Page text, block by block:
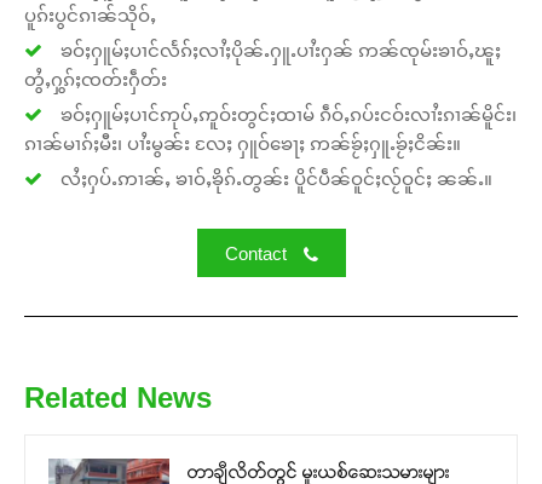
ပူၵ်းပွင်ၵၢၼ်သိုဝ်ႇ
ၶဝ်ႈႁူမ်ႈပၢင်လႅၵ်ႈလၢႆႈပိုၼ်ႉႁူႉပၢႆးႁၼ် ဢၼ်ၸုမ်းၶၢဝ်ႇၽူႈ
တွႆႇႁွၵ်ႈၸတ်းႁဵတ်း
ၶဝ်ႈႁူမ်ႈပၢင်ဢုပ်ႇဢူဝ်းတွင်ႈထၢမ် ၵဵဝ်ႇၵပ်းငဝ်းလၢႆးၵၢၼ်မိူင်း၊
ၵၢၼ်မၢၵ်ႈမီး၊ ပၢႆးမွၼ်း လႄႈ ႁူဝ်ၶေႃႈ ဢၼ်ၶႂ်ႈႁူႉၶႂ်ႈငိၼ်း။
လႆႈႁပ်ႉဢၢၼ်ႇ ၶၢဝ်ႇၶိုၵ်ႉတွၼ်း ပိူင်ပဵၼ်ဝူင်ႈလႂ်ဝူင်ႈ ၼၼ်ႉ။
Contact
Related News
တာချီလိတ်တွင် မူးယစ်ဆေးသမားများ